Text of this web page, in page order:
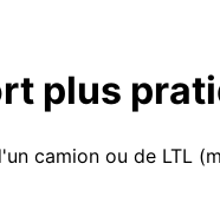
plus
camion ou de LTL